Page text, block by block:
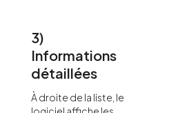
3)
Informations
détaillées
À droite de la liste, le